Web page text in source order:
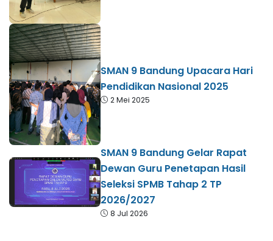
SMAN 9 Bandung Upacara Hari
Pendidikan Nasional 2025
2 Mei 2025
SMAN 9 Bandung Gelar Rapat
Dewan Guru Penetapan Hasil
Seleksi SPMB Tahap 2 TP
2026/2027
8 Jul 2026